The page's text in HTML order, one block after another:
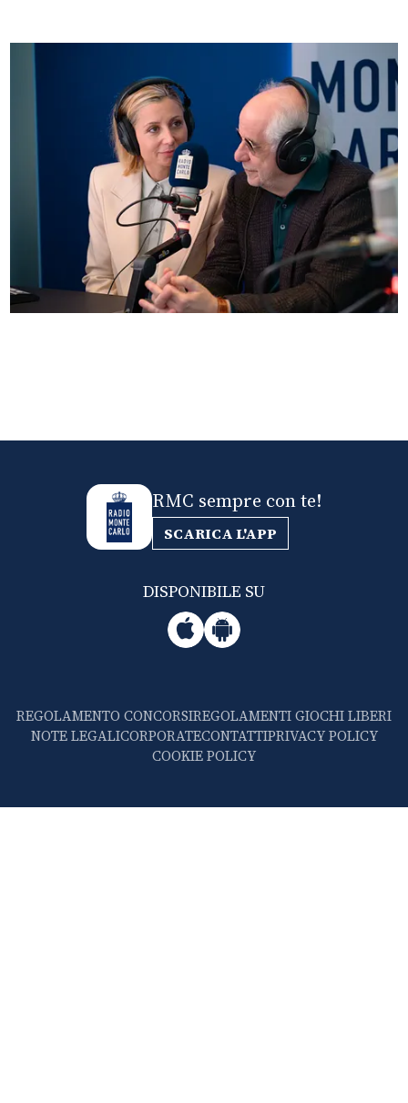
RMC sempre con te!
SCARICA L'APP
DISPONIBILE SU
REGOLAMENTO CONCORSIREGOLAMENTI GIOCHI LIBERI
NOTE LEGALICORPORATECONTATTIPRIVACY POLICY
COOKIE POLICY